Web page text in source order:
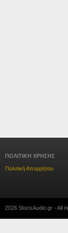
ΠΟΛΙΤΙΚΗ ΧΡΗΣΗΣ
Πολιτική Απορρήτου
2026 StockAudio.gr - All